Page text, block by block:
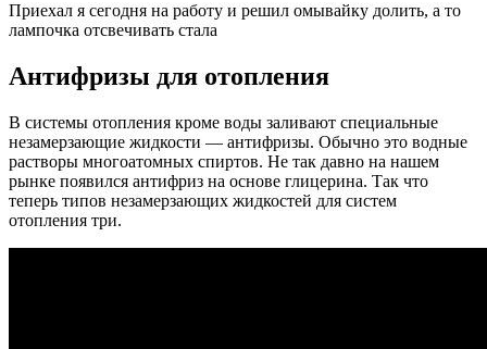
Приехал я сегодня на работу и решил омывайку долить, а то
лампочка отсвечивать стала
Антифризы для отопления
В системы отопления кроме воды заливают специальные
незамерзающие жидкости — антифризы. Обычно это водные
растворы многоатомных спиртов. Не так давно на нашем
рынке появился антифриз на основе глицерина. Так что
теперь типов незамерзающих жидкостей для систем
отопления три.